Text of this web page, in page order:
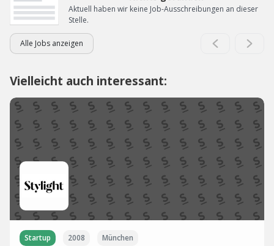
Aktuell haben wir keine Job-Ausschreibungen an dieser
Stelle.
Alle Jobs anzeigen
Vielleicht auch interessant:
Startup 2008 München